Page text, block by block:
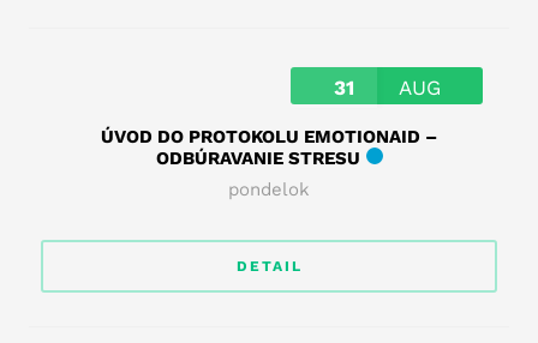
31 AUG
ÚVOD DO PROTOKOLU EMOTIONAID –
ODBÚRAVANIE STRESU
pondelok
DETAIL